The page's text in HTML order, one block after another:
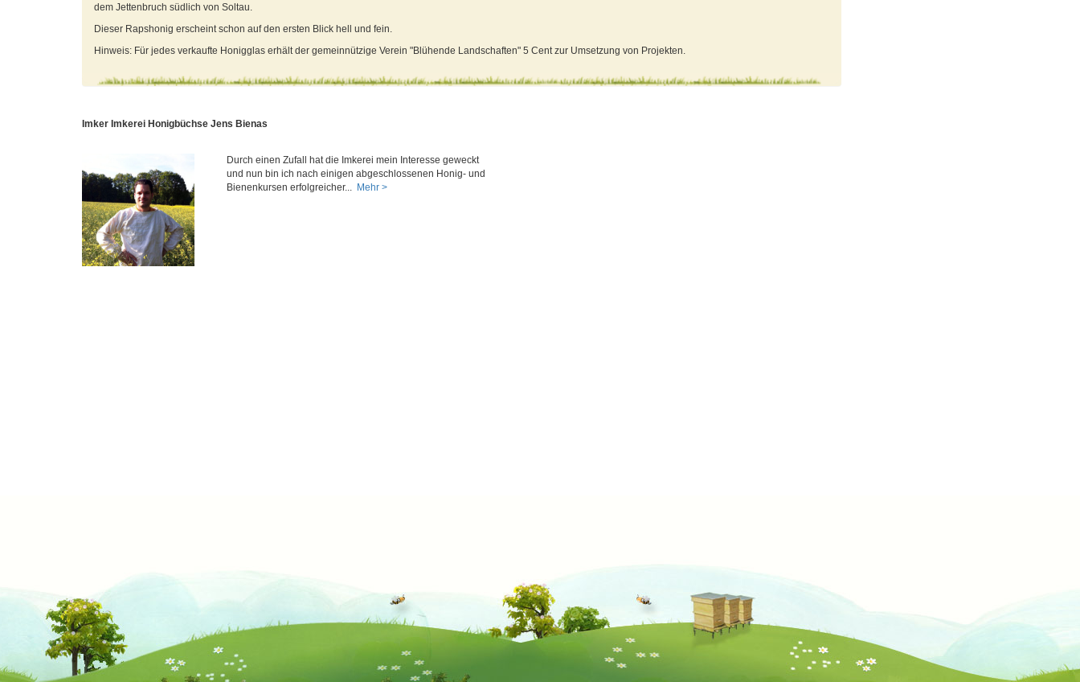
dem Jettenbruch südlich von Soltau.
Dieser Rapshonig erscheint schon auf den ersten Blick hell und fein.
Hinweis: Für jedes verkaufte Honigglas erhält der gemeinnützige Verein "Blühende Landschaften" 5 Cent zur Umsetzung von Projekten.
Imker Imkerei Honigbüchse Jens Bienas
Durch einen Zufall hat die Imkerei mein Interesse geweckt
und nun bin ich nach einigen abgeschlossenen Honig- und
Bienenkursen erfolgreicher... Mehr >